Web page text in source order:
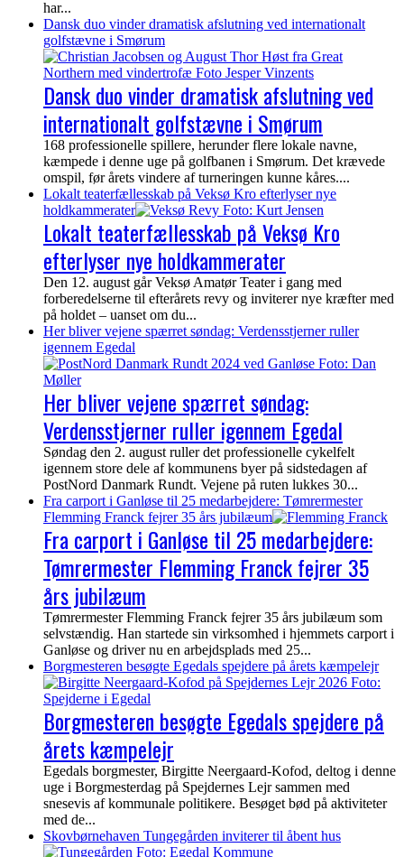
har...
Dansk duo vinder dramatisk afslutning ved internationalt
golfstævne i Smørum
Dansk duo vinder dramatisk afslutning ved
internationalt golfstævne i Smørum
168 professionelle spillere, herunder flere lokale navne,
kæmpede i denne uge på golfbanen i Smørum. Det krævede
omspil, før årets vindere af turneringen kunne kåres....
Lokalt teaterfællesskab på Veksø Kro efterlyser nye
holdkammerater
Lokalt teaterfællesskab på Veksø Kro
efterlyser nye holdkammerater
Den 12. august går Veksø Amatør Teater i gang med
forberedelserne til efterårets revy og inviterer nye kræfter med
på holdet – uanset om du...
Her bliver vejene spærret søndag: Verdensstjerner ruller
igennem Egedal
Her bliver vejene spærret søndag:
Verdensstjerner ruller igennem Egedal
Søndag den 2. august ruller det professionelle cykelfelt
igennem store dele af kommunens byer på sidstedagen af
PostNord Danmark Rundt. Vejene på ruten lukkes 30...
Fra carport i Ganløse til 25 medarbejdere: Tømrermester
Flemming Franck fejrer 35 års jubilæum
Fra carport i Ganløse til 25 medarbejdere:
Tømrermester Flemming Franck fejrer 35
års jubilæum
Tømrermester Flemming Franck fejrer 35 års jubilæum som
selvstændig. Han startede sin virksomhed i hjemmets carport i
Ganløse og driver nu en arbejdsplads med 25...
Borgmesteren besøgte Egedals spejdere på årets kæmpelejr
Borgmesteren besøgte Egedals spejdere på
årets kæmpelejr
Egedals borgmester, Birgitte Neergaard-Kofod, deltog i denne
uge i Borgmesterdag på Spejdernes Lejr sammen med
snesevis af kommunale politikere. Besøget bød på aktiviteter
med de...
Skovbørnehaven Tungegården inviterer til åbent hus